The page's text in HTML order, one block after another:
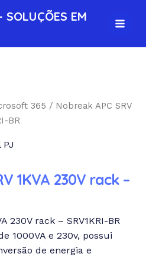
SOLUÇÕES EM
365 / Nobreak APC SRV
BR
1KVA 230V rack –
230V rack – SRV1KRI-BR
1000VA e 230v, possui
de energia e